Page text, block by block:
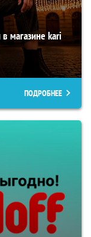
магазине kari
ПОДРОБНЕЕ